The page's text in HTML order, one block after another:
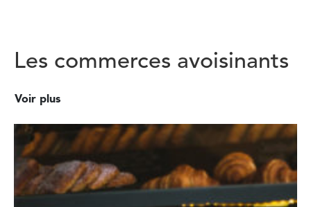
Les commerces avoisinants
Voir plus